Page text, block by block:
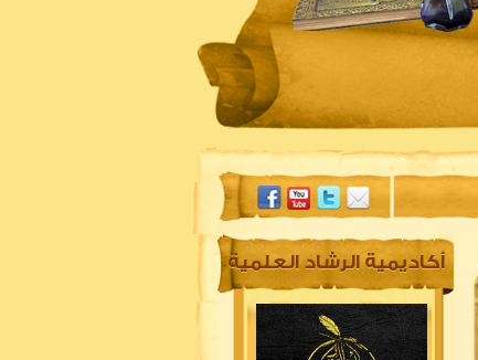
المكتبة المرئية
أكاديمية الرشاد العلمية